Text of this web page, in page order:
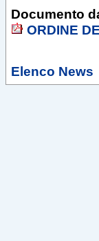
Documento
ORDINE
Elenco News